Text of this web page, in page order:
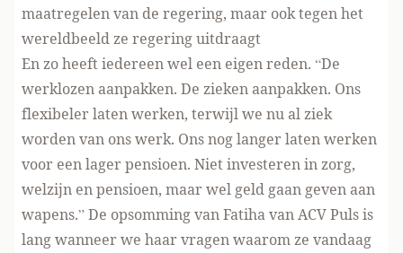
maatregelen van de regering, maar ook tegen het
wereldbeeld ze regering uitdraagt
En zo heeft iedereen wel een eigen reden. “De
werklozen aanpakken. De zieken aanpakken. Ons
flexibeler laten werken, terwijl we nu al ziek
worden van ons werk. Ons nog langer laten werken
voor een lager pensioen. Niet investeren in zorg,
welzijn en pensioen, maar wel geld gaan geven aan
wapens.” De opsomming van Fatiha van ACV Puls is
lang wanneer we haar vragen waarom ze vandaag